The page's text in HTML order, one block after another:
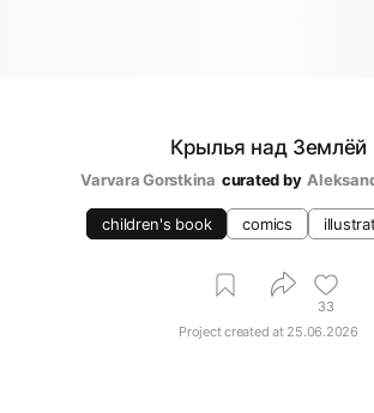
Крылья над Землёй
Varvara Gorstkina curated by
children's book comics
33
Project created at 25.06.2026